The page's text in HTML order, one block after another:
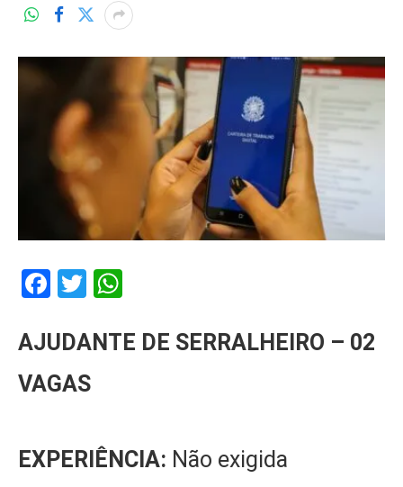
Facebook
Twitter
AJUDANTE DE SERRALHEIRO – 02
VAGAS
EXPERIÊNCIA: Não exigida